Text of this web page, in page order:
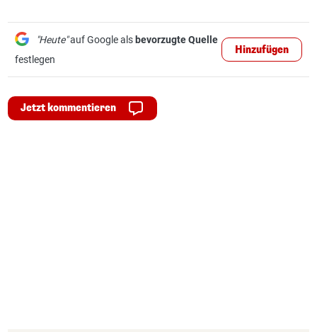
"Heute"auf Google als bevorzugte Quelle
festlegen
Hinzufügen
Jetzt kommentieren